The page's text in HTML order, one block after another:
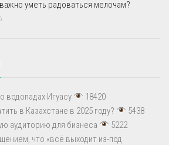
уметь радоваться мелочам?
водопадах Игуасу
18420
в Казахстане в 2025 году?
5438
аудиторию для бизнеса
5222
что «всё выходит из-под